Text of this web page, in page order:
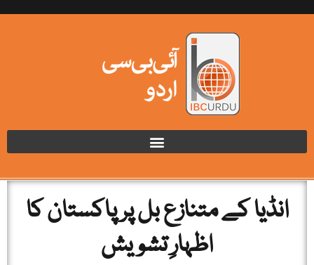
انڈیا کے متنازع بل پر پاکستان کا
اظہارِ تشویش